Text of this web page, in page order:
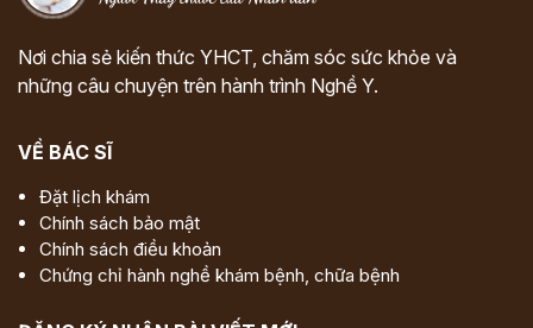
Nơi chia sẻ kiến thức YHCT, chăm sóc sức khỏe và
những câu chuyện trên hành trình Nghề Y.
VỀ BÁC SĨ
Đặt lịch khám
Chính sách bảo mật
Chính sách điều khoản
Chứng chỉ hành nghề khám bệnh, chữa bệnh